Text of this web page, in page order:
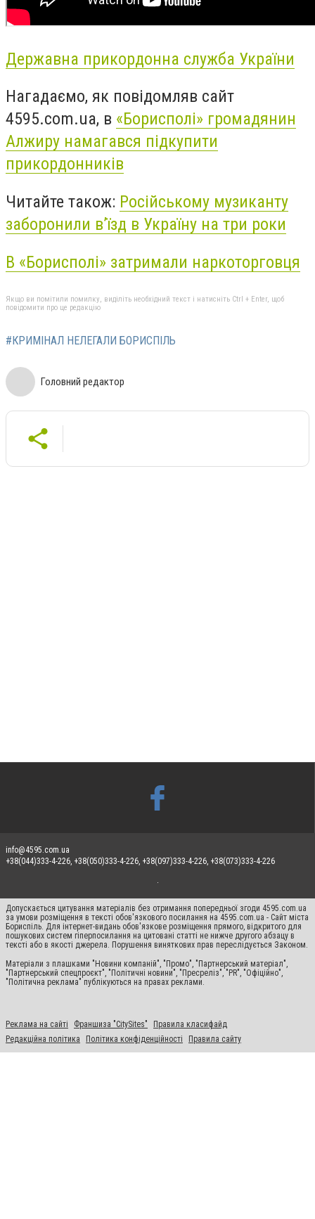
Державна прикордонна служба України
Нагадаємо, як повідомляв сайт
4595.com.ua, в «Борисполі» громадянин
Алжиру намагався підкупити
прикордонників
Читайте також: Російському музиканту
заборонили в’їзд в Україну на три роки
В «Борисполі» затримали наркоторговця
Якщо ви помітили помилку, виділіть необхідний текст і натисніть Ctrl + Enter, щоб
повідомити про це редакцію
#КРИМІНАЛ НЕЛЕГАЛИ БОРИСПІЛЬ
Головний редактор
info@4595.com.ua
+38(044)333-4-226, +38(050)333-4-226, +38(097)333-4-226, +38(073)333-4-226
Допускається цитування матеріалів без отримання попередньої згоди 4595.com.ua
за умови розміщення в тексті обов'язкового посилання на 4595.com.ua - Сайт міста
Бориспіль. Для інтернет-видань обов'язкове розміщення прямого, відкритого для
пошукових систем гіперпосилання на цитовані статті не нижче другого абзацу в
тексті або в якості джерела. Порушення виняткових прав переслідується Законом.
Матеріали з плашками "Новини компаній", "Промо", "Партнерський матеріал",
"Партнерський спецпроєкт", "Політичні новини", "Пресреліз", "PR", "Офіційно",
"Політична реклама" публікуються на правах реклами.
Реклама на сайті Франшиза "CitySites"
Правила класифайд
Редакційна політика
Політика конфіденційності Правила сайту